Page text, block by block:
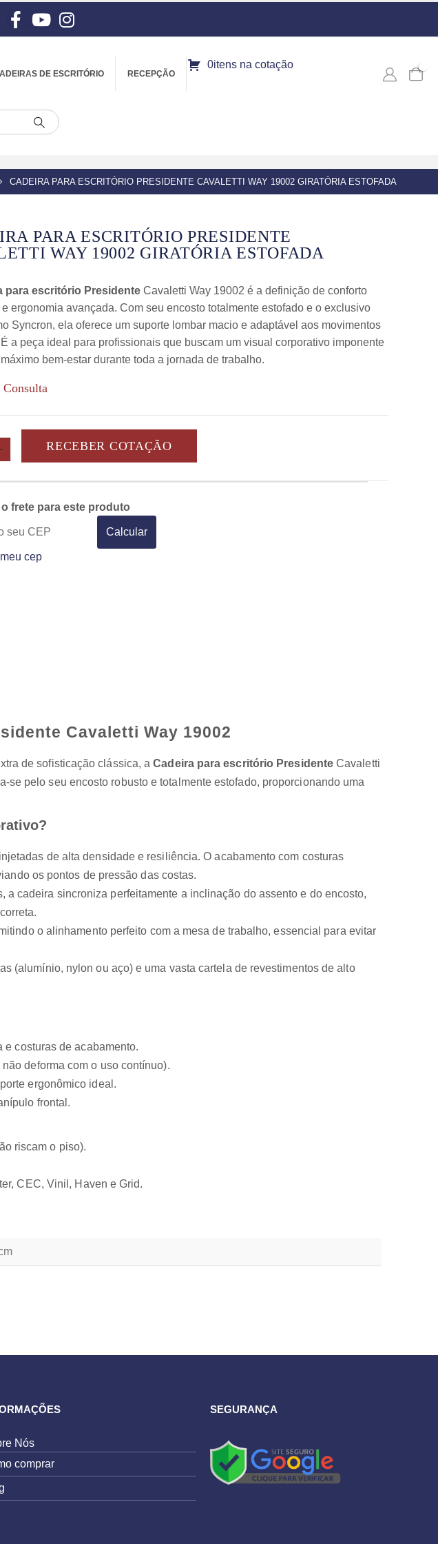
DE ESCRITÓRIO RECEPÇÃO
0itens na cotação
CADEIRA PARA ESCRITÓRIO PRESIDENTE CAVALETTI WAY 19002 GIRATÓRIA ESTOFADA
PARA ESCRITÓRIO PRESIDENTE
WAY 19002 GIRATÓRIA ESTOFADA
para escritório Presidente Cavaletti Way 19002 é a definição de conforto
ergonomia avançada. Com seu encosto totalmente estofado e o exclusivo
Syncron, ela oferece um suporte lombar macio e adaptável aos movimentos
a peça ideal para profissionais que buscam um visual corporativo imponente
bem-estar durante toda a jornada de trabalho.
Consulta
RECEBER COTAÇÃO
frete para este produto
Calcular
cep
Cavaletti Way 19002
de sofisticação clássica, aCadeira para escritório Presidente Cavaletti
pelo seu encosto robusto e totalmente estofado, proporcionando uma
de alta densidade e resiliência. O acabamento com costuras
os pontos de pressão das costas.
a cadeira sincroniza perfeitamente a inclinação do assento e do encosto,
o alinhamento perfeito com a mesa de trabalho, essencial para evitar
(alumínio, nylon ou aço) e uma vasta cartela de revestimentos de alto
costuras de acabamento.
deforma com o uso contínuo).
ergonômico ideal.
frontal.
riscam o piso).
CEC, Vinil, Haven e Grid.
Nós
comprar
SEGURANÇA